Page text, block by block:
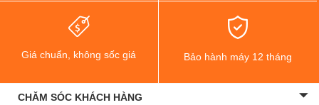
Giá chuẩn, không sốc giá Bảo hành máy 12 tháng
CHĂM SÓC KHÁCH HÀNG